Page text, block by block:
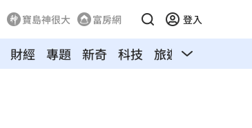
寶島神很大 富房網 登入
財經 專題 新奇 科技 旅遊 汽車